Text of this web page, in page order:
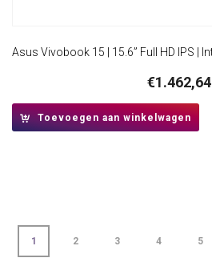
€1.462,64
Toevoegen aan winkelwagen
1 2 3 4 5